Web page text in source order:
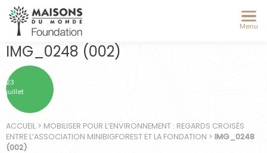
Menu
IMG_0248 (002)
23
juillet
ACCUEIL > MOBILISER POUR L’ENVIRONNEMENT : REGARDS CROISÉS
ENTRE L’ASSOCIATION MINIBIGFOREST ET LA FONDATION > IMG_0248
(002)